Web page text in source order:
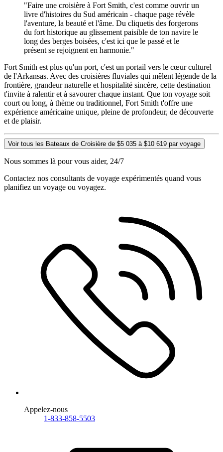
"Faire une croisière à Fort Smith, c'est comme ouvrir un
livre d'histoires du Sud américain - chaque page révèle
l'aventure, la beauté et l'âme. Du cliquetis des forgerons
du fort historique au glissement paisible de ton navire le
long des berges boisées, c'est ici que le passé et le
présent se rejoignent en harmonie."
Fort Smith est plus qu'un port, c'est un portail vers le cœur culturel
de l'Arkansas. Avec des croisières fluviales qui mêlent légende de la
frontière, grandeur naturelle et hospitalité sincère, cette destination
t'invite à ralentir et à savourer chaque instant. Que ton voyage soit
court ou long, à thème ou traditionnel, Fort Smith t'offre une
expérience américaine unique, pleine de profondeur, de découverte
et de plaisir.
Voir tous les Bateaux de Croisière de $5 035 à $10 619 par voyage
Nous sommes là pour vous aider, 24/7
Contactez nos consultants de voyage expérimentés quand vous
planifiez un voyage ou voyagez.
Appelez-nous
1-833-858-5503